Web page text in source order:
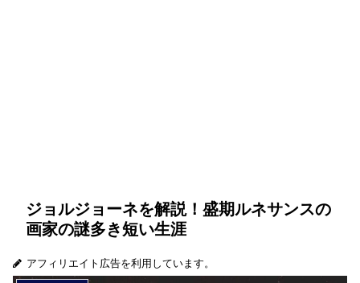
ジョルジョーネを解説！盛期ルネサンスの
画家の謎多き短い生涯
アフィリエイト広告を利用しています。